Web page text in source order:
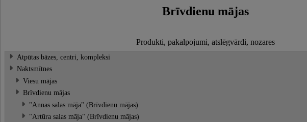
Brīvdienu mājas
Produkti, pakalpojumi, atslēgvārdi, nozares
Atpūtas bāzes, centri, kompleksi
Naktsmītnes
Viesu mājas
Brīvdienu mājas
"Annas salas māja" (Brīvdienu mājas)
"Artūra salas māja" (Brīvdienu mājas)